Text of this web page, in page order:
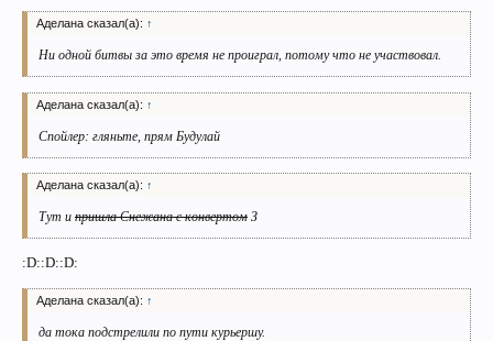
Аделана сказал(а): ↑
Ни одной битвы за это время не проиграл, потому что не участвовал.
Аделана сказал(а): ↑
Спойлер: гляньте, прям Будулай
Аделана сказал(а): ↑
Тут и пришла Снежана с конвертом З
:D::D::D:
Аделана сказал(а): ↑
да тока подстрелили по пути курьершу.